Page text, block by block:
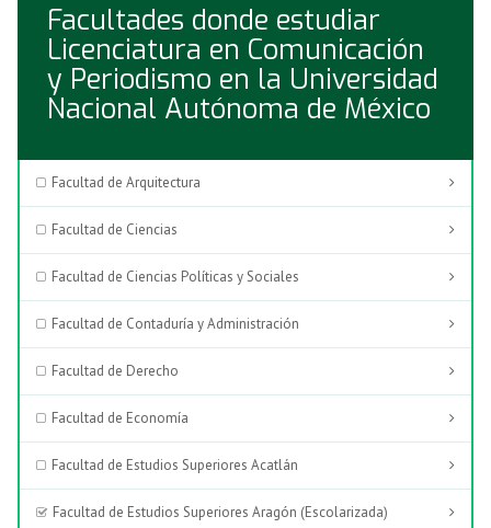
Facultades donde estudiar
Licenciatura en Comunicación
y Periodismo en la Universidad
Nacional Autónoma de México
Facultad de Arquitectura
Facultad de Ciencias
Facultad de Ciencias Políticas y Sociales
Facultad de Contaduría y Administración
Facultad de Derecho
Facultad de Economía
Facultad de Estudios Superiores Acatlán
Facultad de Estudios Superiores Aragón (Escolarizada)